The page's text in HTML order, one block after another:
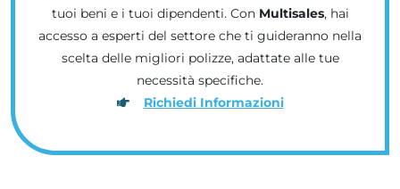
tuoi beni e i tuoi dipendenti. Con Multisales, hai
accesso a esperti del settore che ti guideranno nella
scelta delle migliori polizze, adattate alle tue
necessità specifiche.
Richiedi Informazioni